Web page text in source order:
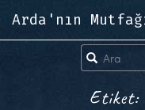
Arda'nın
Etiket: